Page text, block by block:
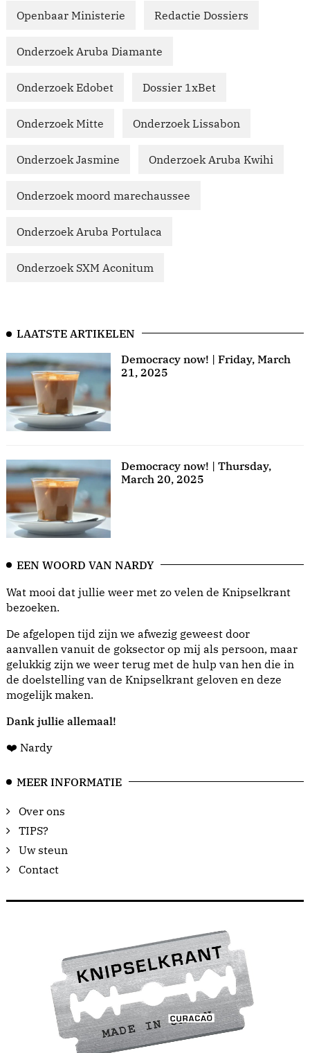
Openbaar Ministerie Redactie Dossiers
Onderzoek Aruba Diamante
Onderzoek Edobet Dossier 1xBet
Onderzoek Mitte Onderzoek Lissabon
Onderzoek Jasmine Onderzoek Aruba Kwihi
Onderzoek moord marechaussee
Onderzoek Aruba Portulaca
Onderzoek SXM Aconitum
LAATSTE ARTIKELEN
Democracy now! | Friday, March
21, 2025
Democracy now! | Thursday,
March 20, 2025
EEN WOORD VAN NARDY
Wat mooi dat jullie weer met zo velen de Knipselkrant
bezoeken.
De afgelopen tijd zijn we afwezig geweest door
aanvallen vanuit de goksector op mij als persoon, maar
gelukkig zijn we weer terug met de hulp van hen die in
de doelstelling van de Knipselkrant geloven en deze
mogelijk maken.
Dank jullie allemaal!
❤️ Nardy
MEER INFORMATIE
Over ons
TIPS?
Uw steun
Contact